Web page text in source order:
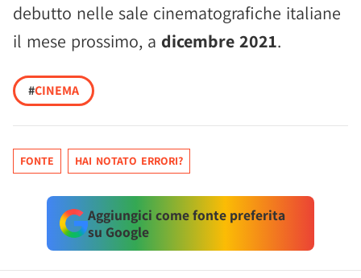
debutto nelle sale cinematografiche italiane
il mese prossimo, a dicembre 2021.
#CINEMA
FONTE HAI NOTATO ERRORI?
Aggiungici come fonte preferita
su Google